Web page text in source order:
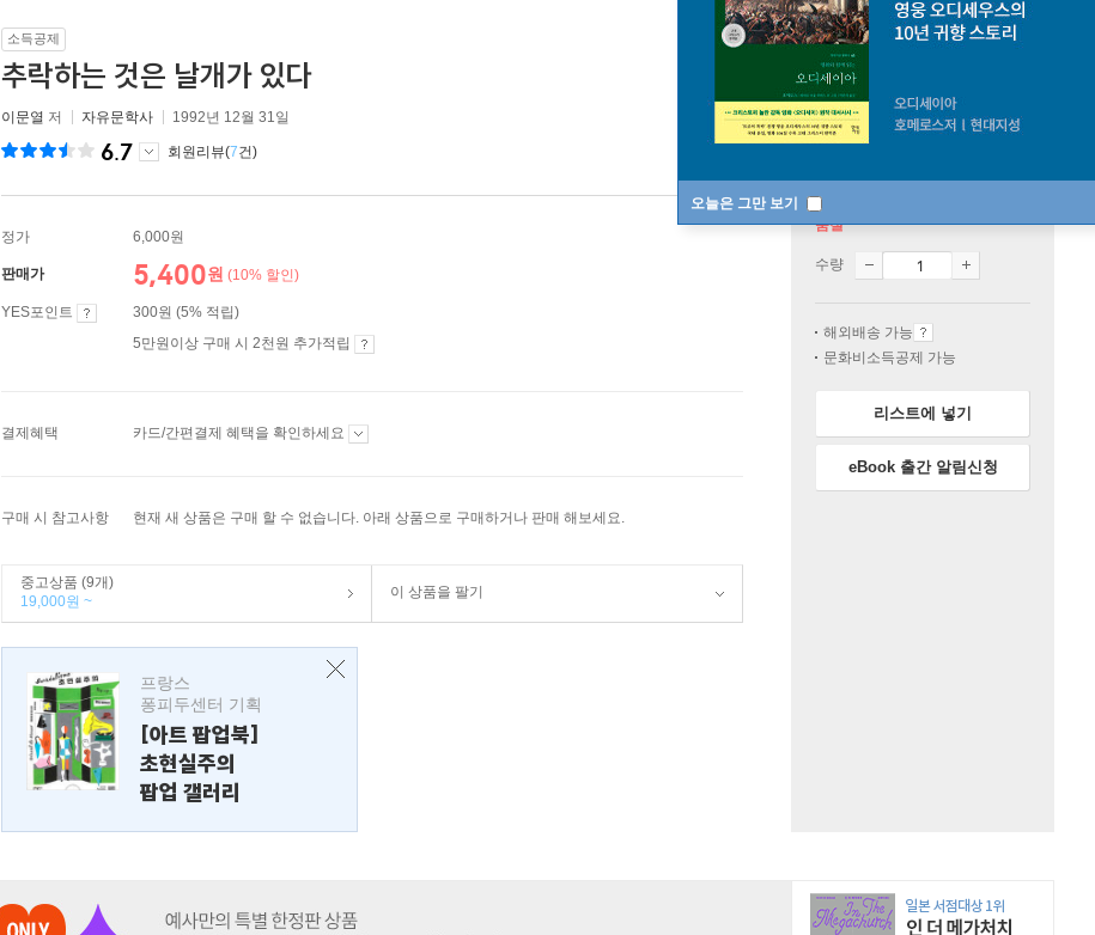
오늘은 그만 보기
소득공제
추락하는 것은 날개가 있다
이문열 저 자유문학사 1992년 12월 31일
6.7 회원리뷰(7건)
정가 6,000원
판매가 5,400원 (10% 할인)
YES포인트
300원 (5% 적립)
5만원이상 구매 시 2천원 추가적립
결제혜택 카드/간편결제 혜택을 확인하세요
구매 시 참고사항 현재 새 상품은 구매 할 수 없습니다. 아래 상품으로 구매하거나 판매 해보세요.
중고상품 (9개)
19,000원 ~
이 상품을 팔기
프랑스
퐁피두센터 기획
[아트 팝업북]
초현실주의
팝업 갤러리
품절
수량
해외배송 가능
문화비소득공제 가능
리스트에 넣기
eBook 출간 알림신청